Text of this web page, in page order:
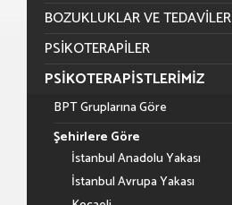
BOZUKLUKLAR VE TEDAVILER
PSIKOTERAPILER
PSIKOTERAPISTLERIMIZ
BPT Gruplarına Göre
Şehirlere Göre
İstanbul Anadolu Yakası
İstanbul Avrupa Yakası